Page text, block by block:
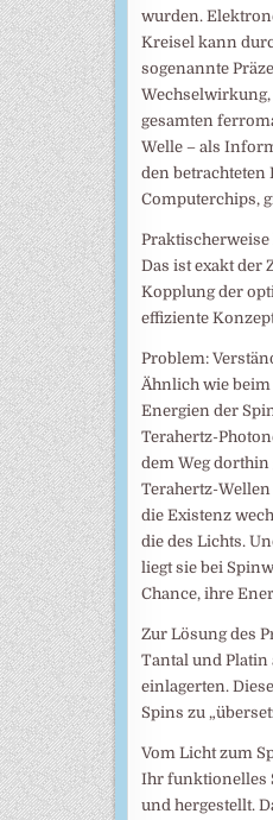
wurden.
Kreisel kann
sogenannte
gesamten
Welle – als
den betrachteten
Computerchips,
Das ist exakt der
Kopplung der
effiziente
Problem:
Ähnlich wie
Energien der
Terahertz-
dem Weg
Terahertz-
die Existenz
die des Lichts.
liegt sie bei
Chance, ihre
Zur Lösung des
Tantal und Platin
einlagerten.
Spins zu
Vom Licht zum
Ihr funktionelles
und hergestellt.